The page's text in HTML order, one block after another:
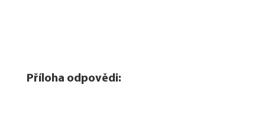
Příloha odpovědi: